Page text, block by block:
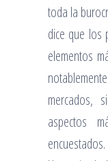
toda la
dice que los
elementos
mercados,
aspectos
encuestados.